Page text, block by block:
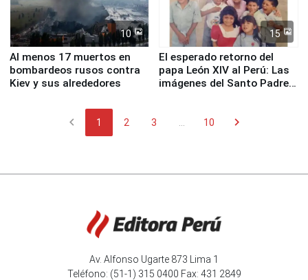
10
Al menos 17 muertos en
bombardeos rusos contra
Kiev y sus alrededores
15
El esperado retorno del
papa León XIV al Perú: Las
imágenes del Santo Padre
chevron_left 1 2 3 10 chevron_right
Av. Alfonso Ugarte 873 Lima 1
Teléfono: (51-1) 315 0400 Fax: 431 2849